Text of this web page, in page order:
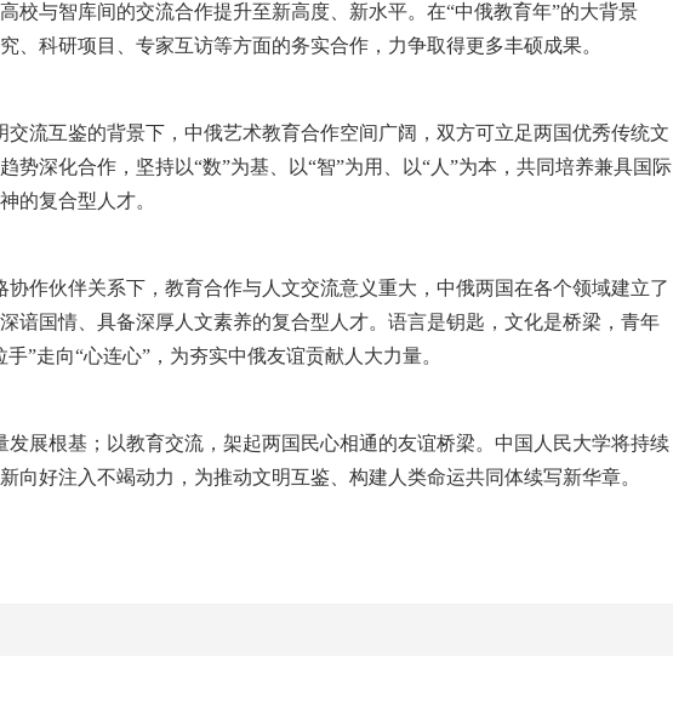
校与智库间的交流合作提升至新高度、新水平。在“中俄教育年”的大背景
、科研项目、专家互访等方面的务实合作，力争取得更多丰硕成果。
流互鉴的背景下，中俄艺术教育合作空间广阔，双方可立足两国优秀传统文
势深化合作，坚持以“数”为基、以“智”为用、以“人”为本，共同培养兼具国际
的复合型人才。
协作伙伴关系下，教育合作与人文交流意义重大，中俄两国在各个领域建立了
谙国情、具备深厚人文素养的复合型人才。语言是钥匙，文化是桥梁，青年
”走向“心连心”，为夯实中俄友谊贡献人大力量。
发展根基；以教育交流，架起两国民心相通的友谊桥梁。中国人民大学将持续
向好注入不竭动力，为推动文明互鉴、构建人类命运共同体续写新华章。